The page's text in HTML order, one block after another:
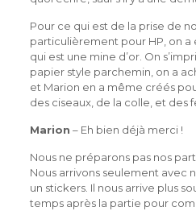
Pour ce qui est de la prise de
particulièrement pour HP, on a
qui est une mine d’or. On
papier style parchemin, on a
et Marion en a même créés
des ciseaux, de la colle, et des
Marion – Eh bien déjà merci !
Nous ne préparons pas nos
Nous arrivons seulement avec
un stickers. Il nous arrive plus
temps après la partie pour